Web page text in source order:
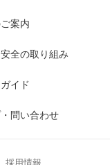
案内
全の取り組み
イド
問い合わせ
採用情報